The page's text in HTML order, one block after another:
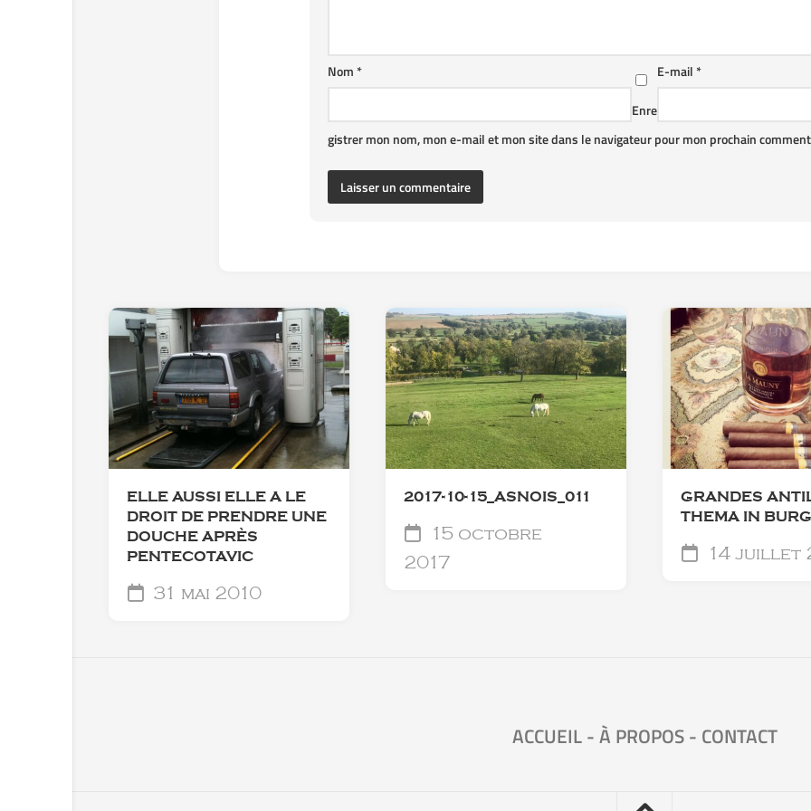
E-mail*
Nom*
Enre
gistrer mon nom, mon e-mail et mon site dans le navigateur pour mon prochain
ELLE AUSSI ELLE A LE
DROIT DE PRENDRE UNE
DOUCHE APRÈS
PENTECOTAVIC
31 mai 2010
2017-10-15_ASNOIS_011
15 octobre
2017
GRANDES
THEMA IN
14 juillet
ACCUEIL-À PROPOS- CONTACT